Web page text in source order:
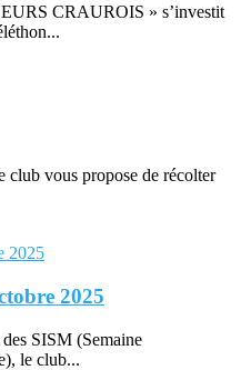
CRAUROIS » s’investit
vous propose de récolter
2025
SISM (Semaine
le club...